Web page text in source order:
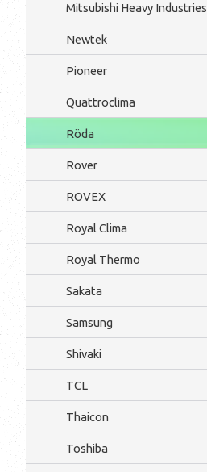
Mitsubishi Heavy Industries
Newtek
Pioneer
Quattroclima
Röda
Rover
ROVEX
Royal Clima
Royal Thermo
Sakata
Samsung
Shivaki
TCL
Thaicon
Toshiba